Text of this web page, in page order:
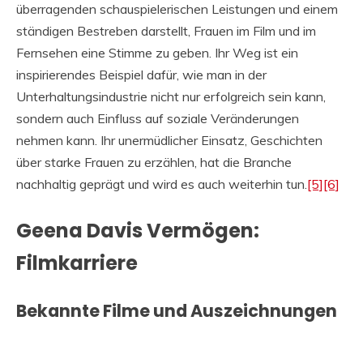
überragenden schauspielerischen Leistungen und einem
ständigen Bestreben darstellt, Frauen im Film und im
Fernsehen eine Stimme zu geben. Ihr Weg ist ein
inspirierendes Beispiel dafür, wie man in der
Unterhaltungsindustrie nicht nur erfolgreich sein kann,
sondern auch Einfluss auf soziale Veränderungen
nehmen kann. Ihr unermüdlicher Einsatz, Geschichten
über starke Frauen zu erzählen, hat die Branche
nachhaltig geprägt und wird es auch weiterhin tun.[5][6]
Geena Davis Vermögen:
Filmkarriere
Bekannte Filme und Auszeichnungen